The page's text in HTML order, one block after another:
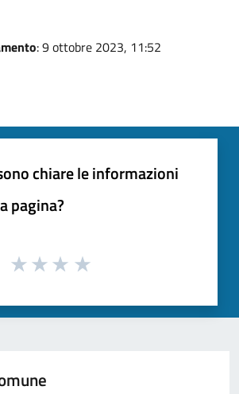
: 9 ottobre 2023, 11:52
chiare le informazioni
pagina?